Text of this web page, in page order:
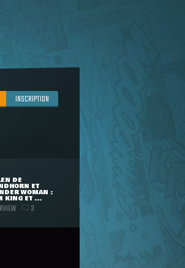
INSCRIPTION
DE
ET
WOMAN :
KING ET ...
3